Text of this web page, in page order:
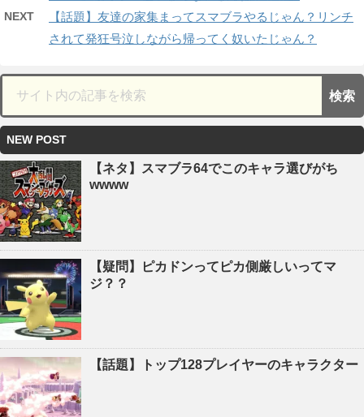
NEXT
【話題】友達の家集まってスマブラやるじゃん？リンチ
されて発狂号泣しながら帰ってく奴いたじゃん？
NEW POST
【ネタ】スマブラ64でこのキャラ選びがち
wwww
【疑問】ピカドンってピカ側厳しいってマ
ジ？？
【話題】トップ128プレイヤーのキャラクター